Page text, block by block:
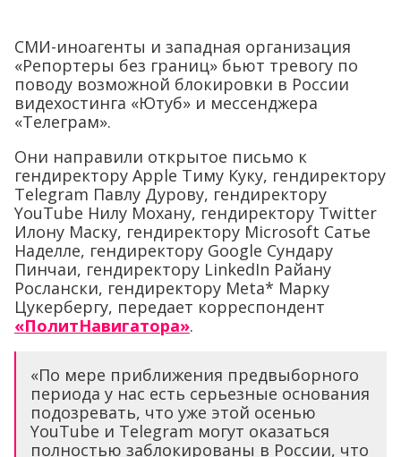
СМИ-иноагенты и западная организация
«Репортеры без границ» бьют тревогу по
поводу возможной блокировки в России
видехостинга «Ютуб» и мессенджера
«Телеграм».
Они направили открытое письмо к
гендиректору Apple Тиму Куку, гендиректору
Telegram Павлу Дурову, гендиректору
YouTube Нилу Мохану, гендиректору Twitter
Илону Маску, гендиректору Microsoft Сатье
Наделле, гендиректору Google Сундару
Пинчаи, гендиректору LinkedIn Райану
Рослански, гендиректору Meta* Марку
Цукербергу, передает корреспондент
«ПолитНавигатора».
«По мере приближения предвыборного
периода у нас есть серьезные основания
подозревать, что уже этой осенью
YouTube и Telegram могут оказаться
полностью заблокированы в России, что